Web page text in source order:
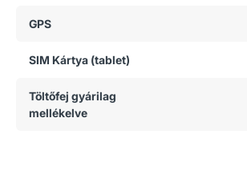
GPS
SIM Kártya (tablet)
Töltőfej gyárilag
mellékelve